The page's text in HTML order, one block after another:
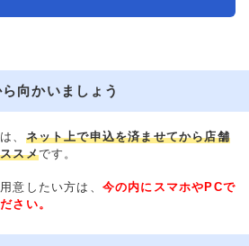
向かいましょう
、 ネット上で申込を済ませてから店舗
スメです。
意したい方は、 今の内にスマホやPCで
さい。